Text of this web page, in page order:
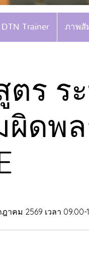
DTN Trainer ภาพสั
ตร ร
ดพ
คม 2569 เวลา 09.00-